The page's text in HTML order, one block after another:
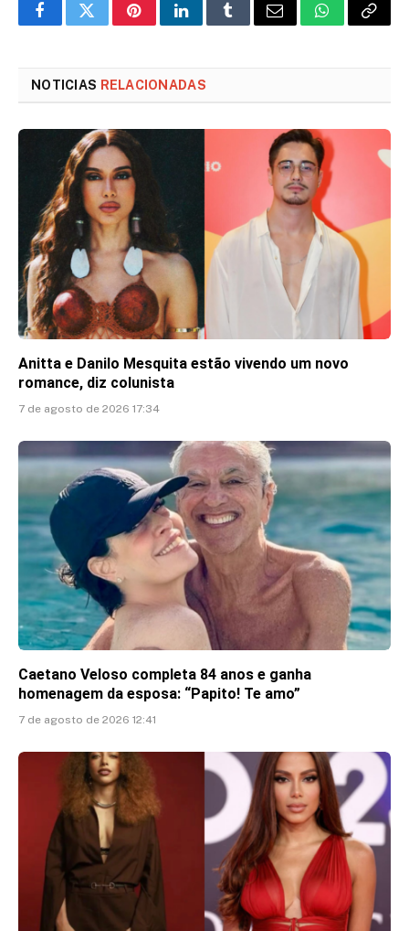
FacebookTwitterPinterestLinkedInTumblrEmail WhatsApp
Copy
NOTICIAS RELACIONADAS
Anitta e Danilo Mesquita estão vivendo um novo
romance, diz colunista
7 de agosto de 2026 17:34
Caetano Veloso completa 84 anos e ganha
homenagem da esposa: “Papito! Te amo”
7 de agosto de 2026 12:41